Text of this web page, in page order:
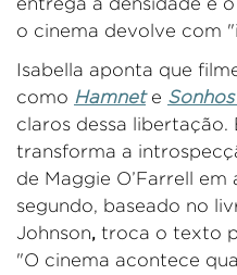
o cinema devolve com
Isabella aponta que
como Hamnete
claros dessa
transforma a
de Maggie O’Farrell em
segundo, baseado no
Johnson, troca o texto
"O cinema acontece